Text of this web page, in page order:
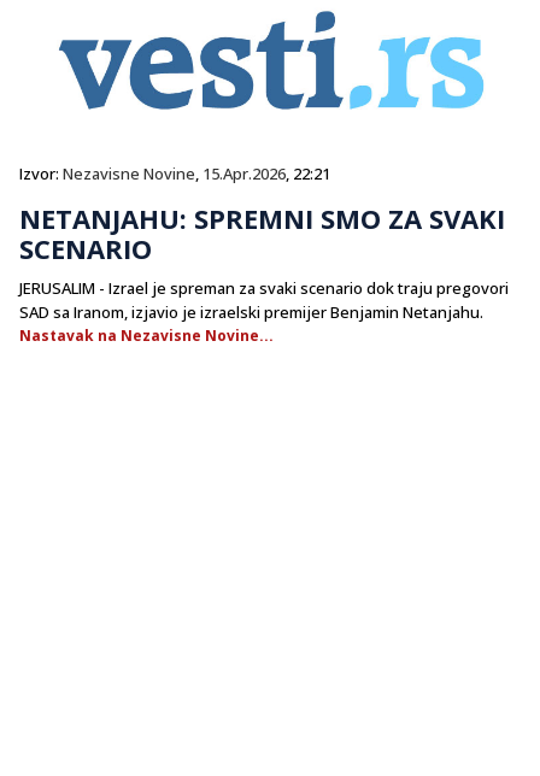
Izvor: Nezavisne Novine, 15.Apr.2026, 22:21
NETANJAHU: SPREMNI SMO ZA SVAKI
SCENARIO
JERUSALIM - Izrael je spreman za svaki scenario dok traju pregovori
SAD sa Iranom, izjavio je izraelski premijer Benjamin Netanjahu.
Nastavak na Nezavisne Novine...